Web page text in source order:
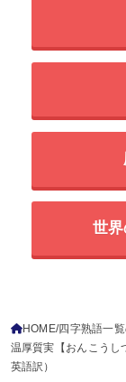
世
HOME 四字熟語一
温厚質実【おんこうし
英語訳）